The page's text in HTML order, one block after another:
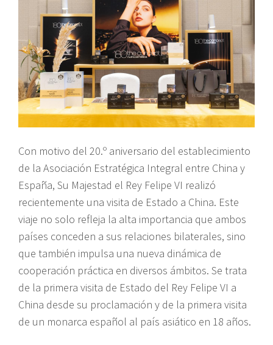
Con motivo del 20.º aniversario del establecimiento
de la Asociación Estratégica Integral entre China y
España, Su Majestad el Rey Felipe VI realizó
recientemente una visita de Estado a China. Este
viaje no solo refleja la alta importancia que ambos
países conceden a sus relaciones bilaterales, sino
que también impulsa una nueva dinámica de
cooperación práctica en diversos ámbitos. Se trata
de la primera visita de Estado del Rey Felipe VI a
China desde su proclamación y de la primera visita
de un monarca español al país asiático en 18 años.